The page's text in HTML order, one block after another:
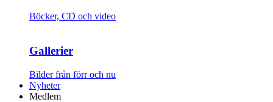
Böcker, CD och video
Gallerier
Bilder från förr och nu
Nyheter
Medlem